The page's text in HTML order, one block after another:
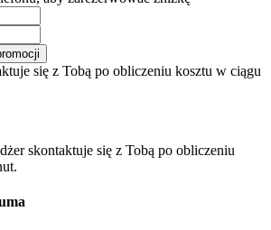
się z Tobą po obliczeniu kosztu w ciągu
skontaktuje się z Tobą po obliczeniu